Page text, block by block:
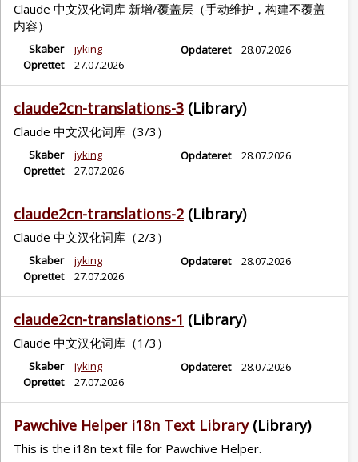
Claude 中文汉化词库 新增/覆盖层（手动维护，构建不覆盖
内容）
Skaber
jyking
Oprettet
27.07.2026
Opdateret 28.07.2026
claude2cn-translations-3 (Library)
Claude 中文汉化词库（3/3）
Skaber
jyking
Oprettet
27.07.2026
Opdateret 28.07.2026
claude2cn-translations-2 (Library)
Claude 中文汉化词库（2/3）
Skaber
jyking
Oprettet
27.07.2026
Opdateret 28.07.2026
claude2cn-translations-1 (Library)
Claude 中文汉化词库（1/3）
Skaber
jyking
Oprettet
27.07.2026
Opdateret 28.07.2026
Pawchive Helper i18n Text Library (Library)
This is the i18n text file for Pawchive Helper.